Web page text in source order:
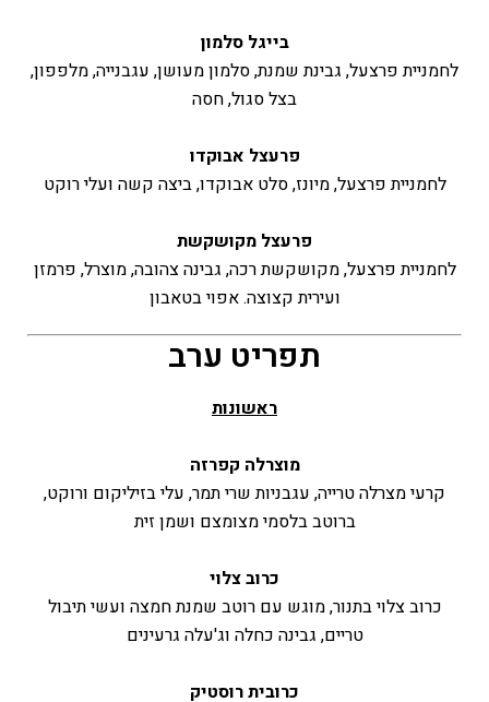
בייגל סלמון
לחמניית פרצעל, גבינת שמנת, סלמון מעושן, עגבנייה, מלפפון,
בצל סגול, חסה
פרעצל אבוקדו
לחמניית פרצעל, מיונז, סלט אבוקדו, ביצה קשה ועלי רוקט
פרעצל מקושקשת
לחמניית פרצעל, מקושקשת רכה, גבינה צהובה, מוצרל, פרמזן
ועירית קצוצה. אפוי בטאבון
תפריט ערב
ראשונות
מוצרלה קפרזה
קרעי מצרלה טרייה, עגבניות שרי תמר, עלי בזיליקום ורוקט,
ברוטב בלסמי מצומצם ושמן זית
כרוב צלוי
כרוב צלוי בתנור, מוגש עם רוטב שמנת חמצה ועשי תיבול
טריים, גבינה כחלה וג'עלה גרעינים
כרובית רוסטיק